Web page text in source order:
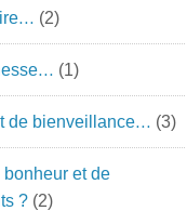
(2)
(1)
de bienveillance… (3)
et de
? (2)